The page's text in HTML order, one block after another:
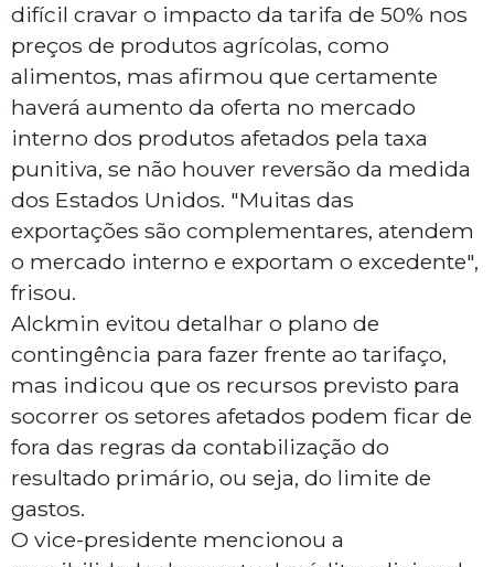
difícil cravar o impacto da tarifa de 50% nos
preços de produtos agrícolas, como
alimentos, mas afirmou que certamente
haverá aumento da oferta no mercado
interno dos produtos afetados pela taxa
punitiva, se não houver reversão da medida
dos Estados Unidos. "Muitas das
exportações são complementares, atendem
o mercado interno e exportam o excedente",
frisou.
Alckmin evitou detalhar o plano de
contingência para fazer frente ao tarifaço,
mas indicou que os recursos previsto para
socorrer os setores afetados podem ficar de
fora das regras da contabilização do
resultado primário, ou seja, do limite de
gastos.
O vice-presidente mencionou a